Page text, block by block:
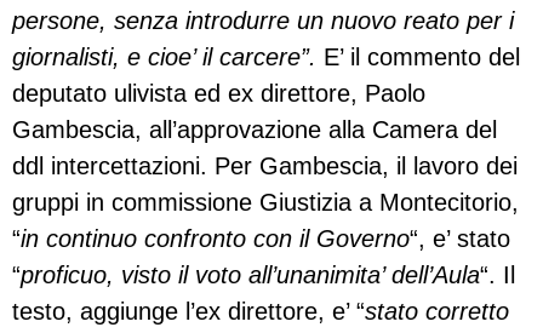
persone, senza introdurre un nuovo reato per i
giornalisti, e cioe’ il carcere”. E’ il commento del
deputato ulivista ed ex direttore, Paolo
Gambescia, all’approvazione alla Camera del
ddl intercettazioni. Per Gambescia, il lavoro dei
gruppi in commissione Giustizia a Montecitorio,
“in continuo confronto con il Governo“, e’ stato
“proficuo, visto il voto all’unanimita’ dell’Aula“. Il
testo, aggiunge l’ex direttore, e’ “stato corretto